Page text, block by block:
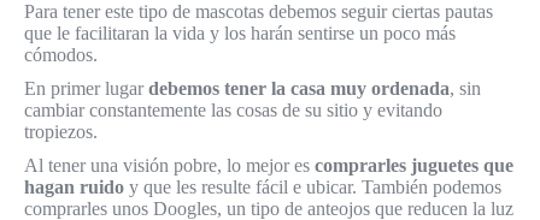
Para tener este tipo de mascotas debemos seguir ciertas pautas
que le facilitaran la vida y los harán sentirse un poco más
cómodos.
En primer lugardebemos tener la casa muy ordenada, sin
cambiar constantemente las cosas de su sitio y evitando
tropiezos.
Al tener una visión pobre, lo mejor es comprarles juguetes que
hagan ruido y que les resulte fácil e ubicar. También podemos
comprarles unos Doogles, un tipo de anteojos que reducen la luz